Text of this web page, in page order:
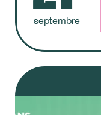
septembre